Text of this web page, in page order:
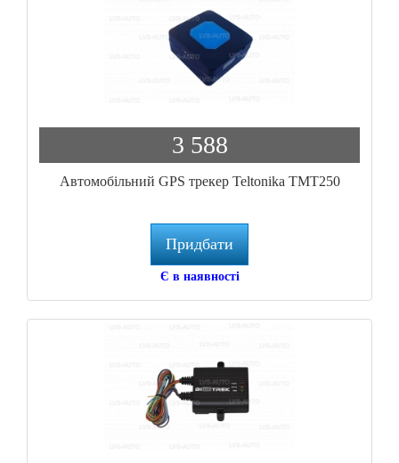
3 588
Автомобільний GPS трекер Teltonika TMT250
Придбати
Є в наявності